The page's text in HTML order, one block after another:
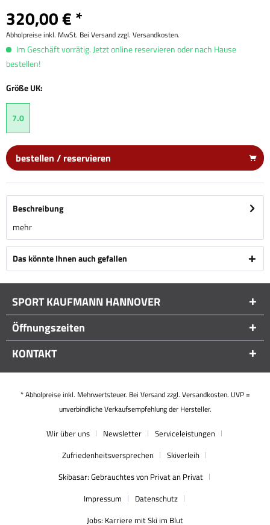
320,00 € *
Abholpreise inkl. MwSt. Bei Versand zzgl. Versandkosten.
Im Geschäft vorrätig. Jetzt online reservieren oder nach Hause
bestellen!
Größe UK:
7.0
bestellen / reservieren
Beschreibung
mehr
Das könnte Ihnen auch gefallen
SPORT KAUFMANN HANNOVER
Öffnungszeiten
KONTAKT
* Abholpreise inkl. Mehrwertsteuer. Bei Versand zzgl. Versandkosten. UVP =
unverbindliche Verkaufsempfehlung der Hersteller.
Wir über uns Newsletter
Serviceleistungen
Zufriedenheitsversprechen
Skiverleih
Skibasar: Gebrauchtes von Privat an Privat
Impressum
Datenschutz
Jobs: Karriere mit Ski im Blut